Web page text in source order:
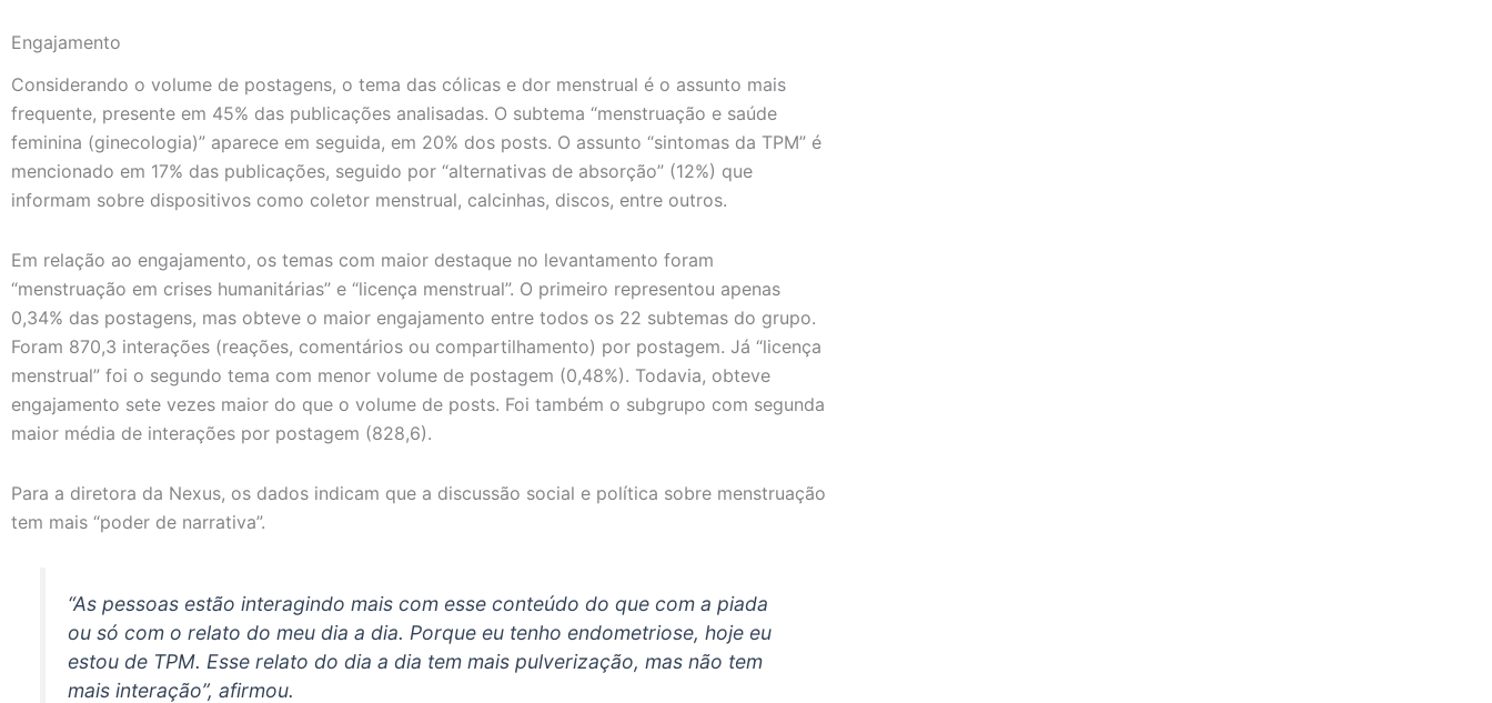
Engajamento
Considerando o volume de postagens, o tema das cólicas e dor menstrual é o assunto mais
frequente, presente em 45% das publicações analisadas. O subtema “menstruação e saúde
feminina (ginecologia)” aparece em seguida, em 20% dos posts. O assunto “sintomas da TPM” é
mencionado em 17% das publicações, seguido por “alternativas de absorção” (12%) que
informam sobre dispositivos como coletor menstrual, calcinhas, discos, entre outros.
Em relação ao engajamento, os temas com maior destaque no levantamento foram
“menstruação em crises humanitárias” e “licença menstrual”. O primeiro representou apenas
0,34% das postagens, mas obteve o maior engajamento entre todos os 22 subtemas do grupo.
Foram 870,3 interações (reações, comentários ou compartilhamento) por postagem. Já “licença
menstrual” foi o segundo tema com menor volume de postagem (0,48%). Todavia, obteve
engajamento sete vezes maior do que o volume de posts. Foi também o subgrupo com segunda
maior média de interações por postagem (828,6).
Para a diretora da Nexus, os dados indicam que a discussão social e política sobre menstruação
tem mais “poder de narrativa”.
“As pessoas estão interagindo mais com esse conteúdo do que com a piada
ou só com o relato do meu dia a dia. Porque eu tenho endometriose, hoje eu
estou de TPM. Esse relato do dia a dia tem mais pulverização, mas não tem
mais interação”, afirmou.